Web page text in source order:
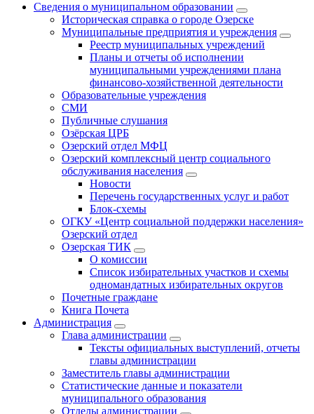
Сведения о муниципальном образовании
Историческая справка о городе Озерске
Муниципальные предприятия и учреждения
Реестр муниципальных учреждений
Планы и отчеты об исполнении
муниципальными учреждениями плана
финансово-хозяйственной деятельности
Образовательные учреждения
СМИ
Публичные слушания
Озёрская ЦРБ
Озерский отдел МФЦ
Озерский комплексный центр социального
обслуживания населения
Новости
Перечень государственных услуг и работ
Блок-схемы
ОГКУ «Центр социальной поддержки населения»
Озерский отдел
Озерская ТИК
О комиссии
Список избирательных участков и схемы
одномандатных избирательных округов
Почетные граждане
Книга Почета
Администрация
Глава администрации
Тексты официальных выступлений, отчеты
главы администрации
Заместитель главы администрации
Статистические данные и показатели
муниципального образования
Отделы администрации